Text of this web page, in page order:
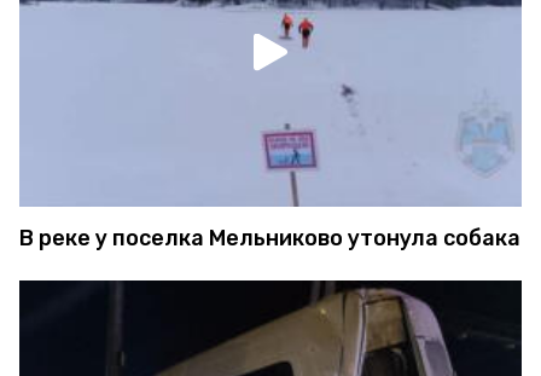
В реке у поселка Мельниково утонула собака